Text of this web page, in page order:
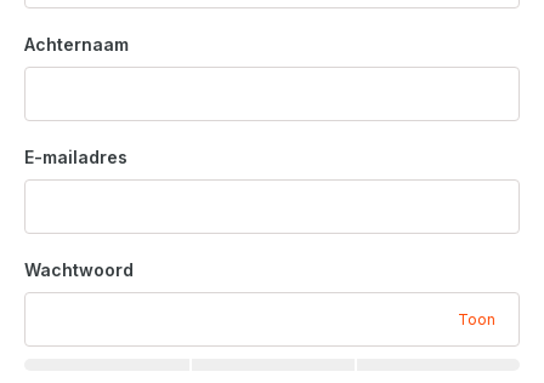
g
i
n
Achternaam
E-mailadres
Wachtwoord
Toon